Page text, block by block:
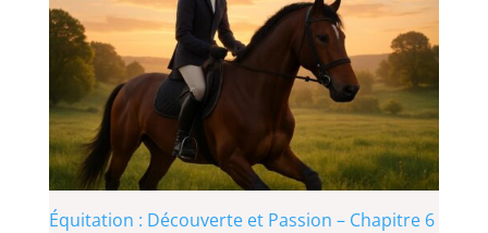
Équitation : Découverte et Passion – Chapitre 6